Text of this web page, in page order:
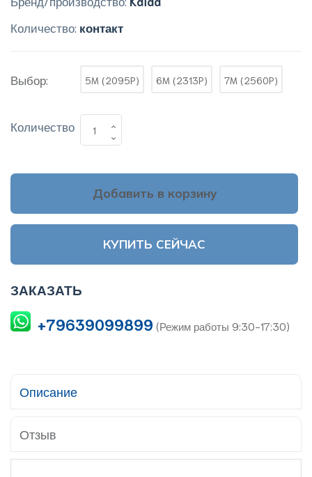
Количество: контакт
Выбор: 5M (2095P) 6M (2313P) 7M (2560P)
Количество
Добавить в корзину
КУПИТЬ СЕЙЧАС
ЗАКАЗАТЬ
+79639099899 (Режим работы 9:30-17:30)
Описание
Отзыв